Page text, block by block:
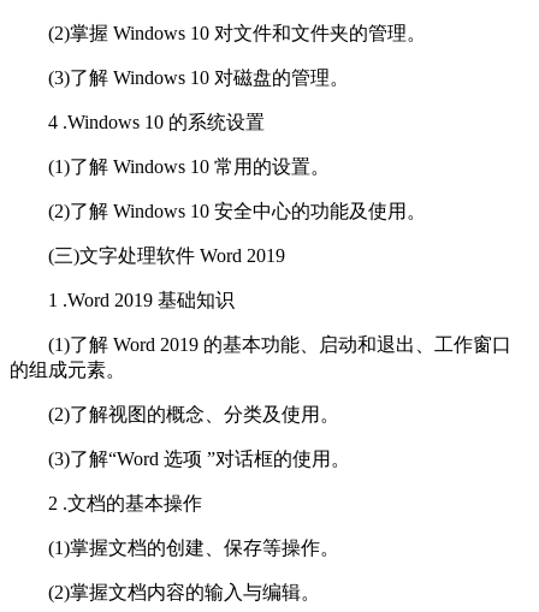
(2)掌握 Windows 10 对文件和文件夹的管理。
(3)了解 Windows 10 对磁盘的管理。
4 .Windows 10 的系统设置
(1)了解 Windows 10 常用的设置。
(2)了解 Windows 10 安全中心的功能及使用。
(三)文字处理软件 Word 2019
1 .Word 2019 基础知识
(1)了解 Word 2019 的基本功能、启动和退出、工作窗口
的组成元素。
(2)了解视图的概念、分类及使用。
(3)了解“Word 选项 ”对话框的使用。
2 .文档的基本操作
(1)掌握文档的创建、保存等操作。
(2)掌握文档内容的输入与编辑。